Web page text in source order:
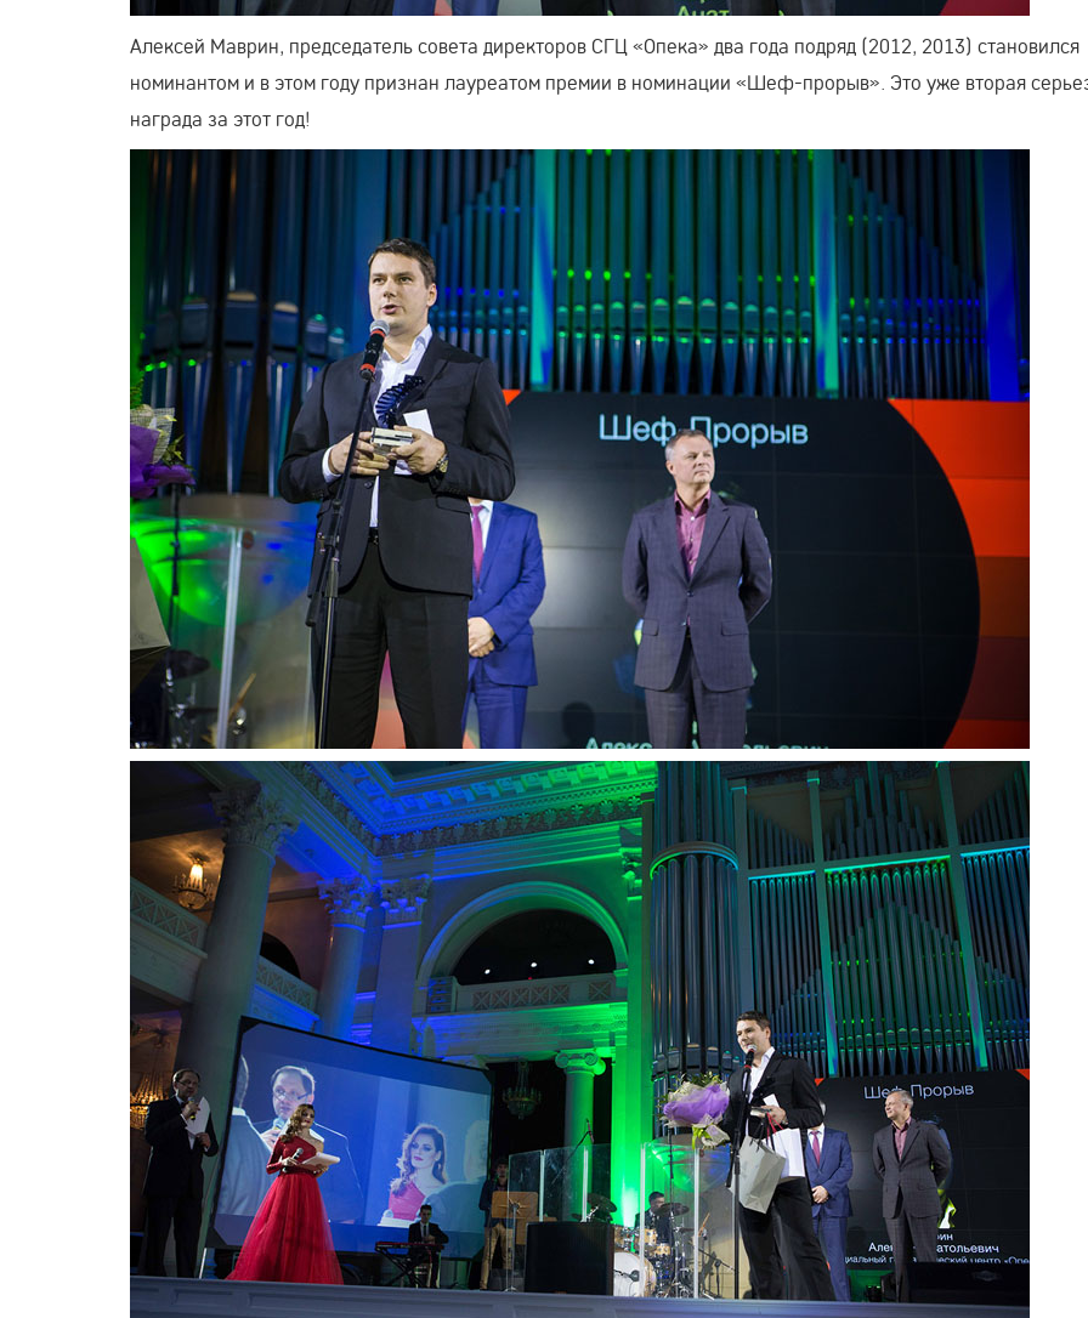
Алексей Маврин, председатель совета директоров СГЦ «Опека» два года подряд (2012, 2013) становился
номинантом и в этом году признан лауреатом премии в номинации «Шеф-прорыв». Это уже вторая
награда за этот год!